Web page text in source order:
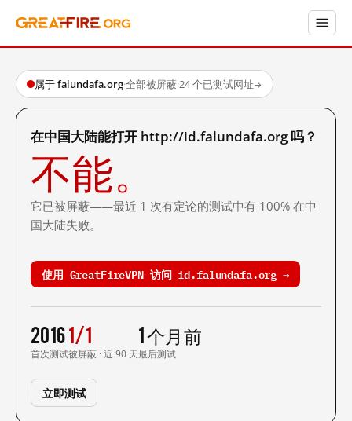
属于 falundafa.org·全部被屏蔽·24 个已测试网址→
在中国大陆能打开 http://id.falundafa.org 吗？
不能。
它已被屏蔽——最近 1 次有定论的测试中有 100% 在中
国大陆失败。
使用 GreatFireVPN 访问 id.falundafa.org →
2016
首次测试
1/1
被屏蔽 · 近 90 天
1 个月前
最后测试
立即测试